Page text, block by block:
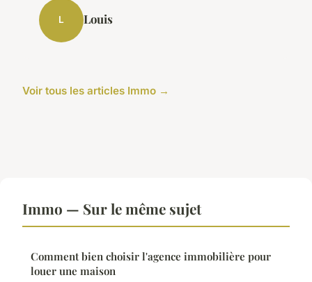
L Louis
Voir tous les articles Immo →
Immo — Sur le même sujet
Comment bien choisir l'agence immobilière pour
louer une maison